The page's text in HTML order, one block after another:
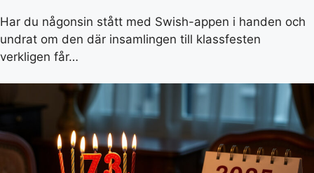
Har du någonsin stått med Swish-appen i handen och
undrat om den där insamlingen till klassfesten
verkligen får…